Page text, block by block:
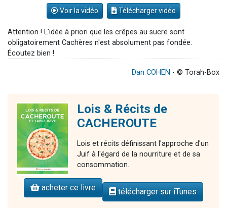
Voir la vidéo Télécharger vidéo
Attention ! L'idée à priori que les crêpes au sucre sont
obligatoirement Cachères n'est absolument pas fondée.
Écoutez bien !
Dan COHEN - © Torah-Box
Lois & Récits de
CACHEROUTE
Lois et récits définissant l'approche d'un
Juif à l'égard de la nourriture et de sa
consommation.
acheter ce livre télécharger sur iTunes